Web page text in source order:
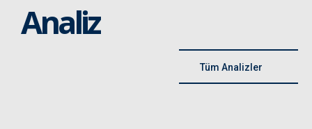
Analiz
Tüm Analizler